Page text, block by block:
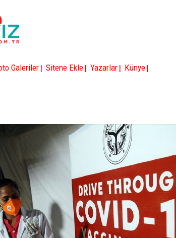
Galeriler | Sitene Ekle | Yazarlar | Künye |